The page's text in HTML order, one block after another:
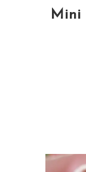
Mini